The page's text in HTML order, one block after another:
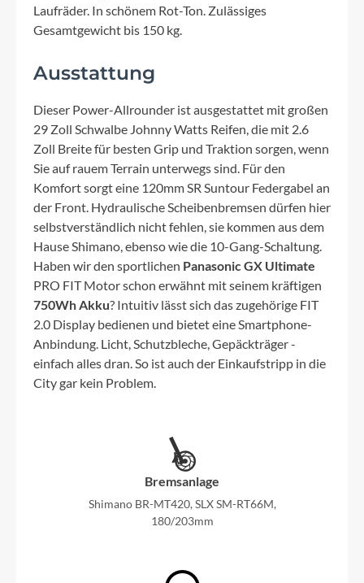
Laufräder. In schönem Rot-Ton. Zulässiges
Gesamtgewicht bis 150 kg.
Ausstattung
Dieser Power-Allrounder ist ausgestattet mit großen
29 Zoll Schwalbe Johnny Watts Reifen, die mit 2.6
Zoll Breite für besten Grip und Traktion sorgen, wenn
Sie auf rauem Terrain unterwegs sind. Für den
Komfort sorgt eine 120mm SR Suntour Federgabel an
der Front. Hydraulische Scheibenbremsen dürfen hier
selbstverständlich nicht fehlen, sie kommen aus dem
Hause Shimano, ebenso wie die 10-Gang-Schaltung.
Haben wir den sportlichen Panasonic GX Ultimate
PRO FIT Motor schon erwähnt mit seinem kräftigen
750Wh Akku? Intuitiv lässt sich das zugehörige FIT
2.0 Display bedienen und bietet eine Smartphone-
Anbindung. Licht, Schutzbleche, Gepäckträger -
einfach alles dran. So ist auch der Einkaufstripp in die
City gar kein Problem.
Bremsanlage
Shimano BR-MT420, SLX SM-RT66M,
180/203mm